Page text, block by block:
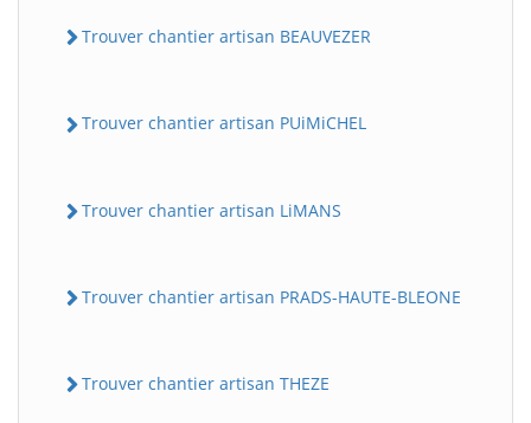
Trouver chantier artisan BEAUVEZER
Trouver chantier artisan PUiMiCHEL
Trouver chantier artisan LiMANS
Trouver chantier artisan PRADS-HAUTE-BLEONE
Trouver chantier artisan THEZE